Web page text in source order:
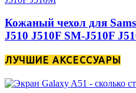
Кожаный чехол для
J510 J510F SM-J510F
ЛУЧШИЕ АКСЕССУАРЫ